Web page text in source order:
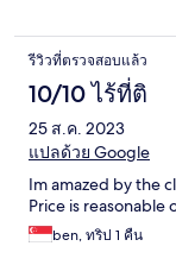
รีวิวที่ตรวจสอบแล้ว
10/10 ไร้ที่ติ
25 ส.ค. 2023
แปลด้วย Google
Im amazed by the
Price is reasonable
ben, ทริป 1 คืน